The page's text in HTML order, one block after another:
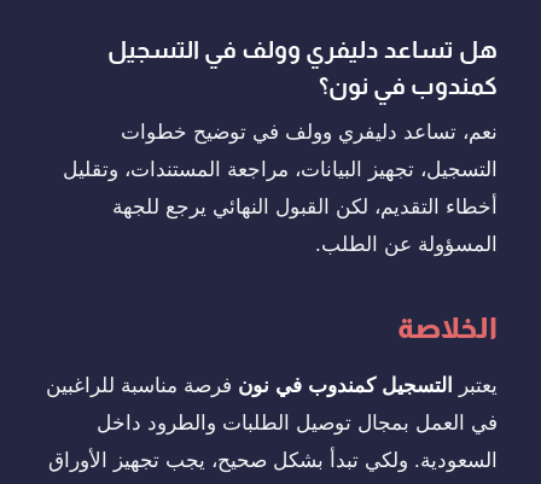
هل تساعد دليفري وولف في التسجيل
كمندوب في نون؟
نعم، تساعد دليفري وولف في توضيح خطوات
التسجيل، تجهيز البيانات، مراجعة المستندات، وتقليل
أخطاء التقديم، لكن القبول النهائي يرجع للجهة
المسؤولة عن الطلب.
الخلاصة
يعتبر التسجيل كمندوب في نون فرصة مناسبة للراغبين
في العمل بمجال توصيل الطلبات والطرود داخل
السعودية. ولكي تبدأ بشكل صحيح، يجب تجهيز الأوراق